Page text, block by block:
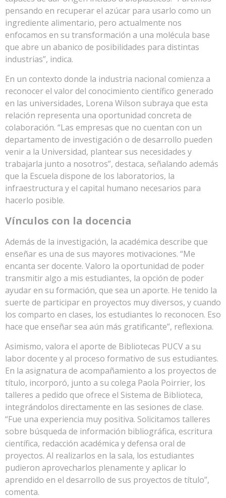
pensando en recuperar el azúcar para usarlo como un
ingrediente alimentario, pero actualmente nos
enfocamos en su transformación a una molécula base
que abre un abanico de posibilidades para distintas
industrias”, indica.
En un contexto donde la industria nacional comienza a
reconocer el valor del conocimiento científico generado
en las universidades, Lorena Wilson subraya que esta
relación representa una oportunidad concreta de
colaboración. “Las empresas que no cuentan con un
departamento de investigación o de desarrollo pueden
venir a la Universidad, plantear sus necesidades y
trabajarla junto a nosotros”, destaca, señalando además
que la Escuela dispone de los laboratorios, la
infraestructura y el capital humano necesarios para
hacerlo posible.
Vínculos con la docencia
Además de la investigación, la académica describe que
enseñar es una de sus mayores motivaciones. “Me
encanta ser docente. Valoro la oportunidad de poder
transmitir algo a mis estudiantes, la opción de poder
ayudar en su formación, que sea un aporte. He tenido la
suerte de participar en proyectos muy diversos, y cuando
los comparto en clases, los estudiantes lo reconocen. Eso
hace que enseñar sea aún más gratificante”, reflexiona.
Asimismo, valora el aporte de Bibliotecas PUCV a su
labor docente y al proceso formativo de sus estudiantes.
En la asignatura de acompañamiento a los proyectos de
título, incorporó, junto a su colega Paola Poirrier, los
talleres a pedido que ofrece el Sistema de Biblioteca,
integrándolos directamente en las sesiones de clase.
“Fue una experiencia muy positiva. Solicitamos talleres
sobre búsqueda de información bibliográfica, escritura
científica, redacción académica y defensa oral de
proyectos. Al realizarlos en la sala, los estudiantes
pudieron aprovecharlos plenamente y aplicar lo
aprendido en el desarrollo de sus proyectos de título”,
comenta.